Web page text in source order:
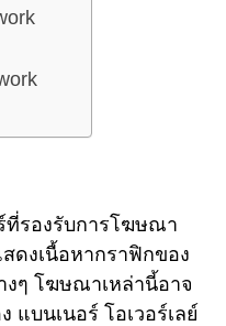
รองรับการโฆษณา
ดงเนื้อหากราฟิกของ
ๆ โฆษณาเหล่านี้อาจ
แบนเนอร์ โอเวอร์เลย์